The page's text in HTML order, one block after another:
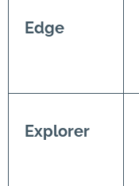
Edge
Explorer